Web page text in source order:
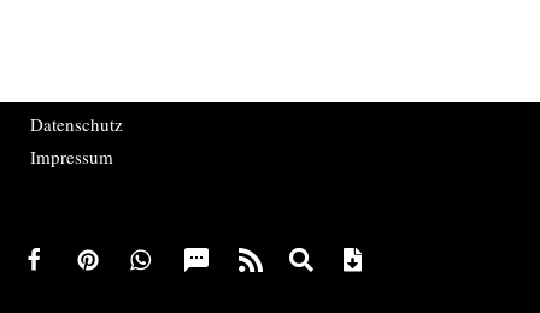
Datenschutz
Impressum